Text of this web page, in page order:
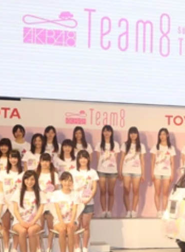
に登場するＡＫＢメンバー。左から加藤玲奈、